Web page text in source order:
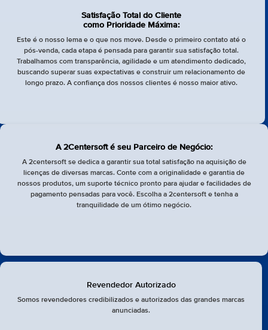
Satisfação Total do Cliente
como Prioridade Máxima:
Este é o nosso lema e o que nos move. Desde o primeiro contato até o
pós-venda, cada etapa é pensada para garantir sua satisfação total.
Trabalhamos com transparência, agilidade e um atendimento dedicado,
buscando superar suas expectativas e construir um relacionamento de
longo prazo. A confiança dos nossos clientes é nosso maior ativo.
A 2Centersoft é seu Parceiro de Negócio:
A 2centersoft se dedica a garantir sua total satisfação na aquisição de
licenças de diversas marcas. Conte com a originalidade e garantia de
nossos produtos, um suporte técnico pronto para ajudar e facilidades de
pagamento pensadas para você. Escolha a 2centersoft e tenha a
tranquilidade de um ótimo negócio.
Revendedor Autorizado
Somos revendedores credibilizados e autorizados das grandes marcas
anunciadas.